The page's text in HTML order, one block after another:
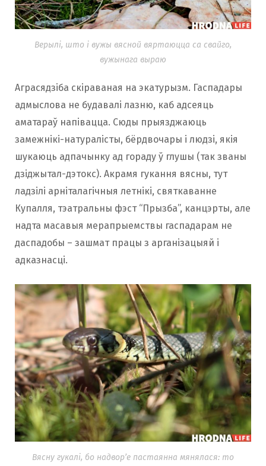
Верылі, што і вужы вясной вяртаюцца са свайго,
вужынага выраю
Аграсядзіба скіраваная на экатурызм. Гаспадары
адмыслова не будавалі лазню, каб адсеяць
аматараў напівацца. Сюды прыязджаюць
замежнікі-натуралісты, бёрдвочары і людзі, якія
шукаюць адпачынку ад гораду ў глушы (так званы
дзіджытал-дэтокс). Акрамя гукання вясны, тут
ладзілі арніталагічныя летнікі, святкаванне
Купалля, тэатральны фэст “Прызба”, канцэрты, але
надта масавыя мерапрыемствы гаспадарам не
даспадобы – зашмат працы з арганізацыяй і
адказнасці.
Вясну гукалі, бо надвор’е пастаянна мянялася: то